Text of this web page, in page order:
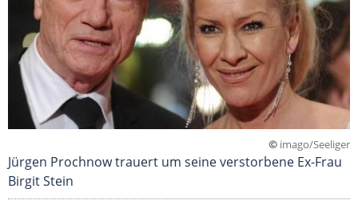
© imago/Seeliger
Jürgen Prochnow trauert um seine verstorbene Ex-Frau
Birgit Stein